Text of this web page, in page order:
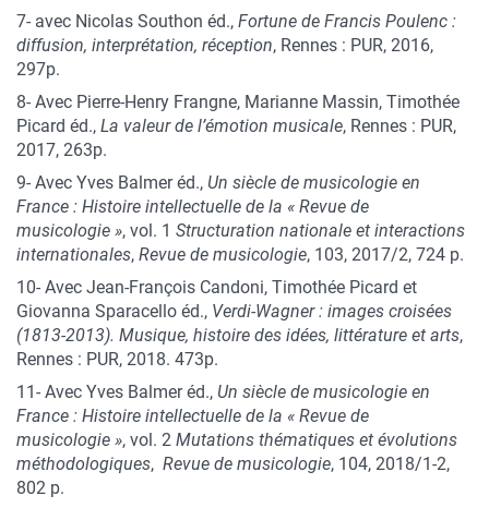
7- avec Nicolas Southon éd., Fortune de Francis Poulenc :
diffusion, interprétation, réception, Rennes : PUR, 2016,
297p.
8- Avec Pierre-Henry Frangne, Marianne Massin, Timothée
Picard éd., La valeur de l’émotion musicale, Rennes : PUR,
2017, 263p.
9- Avec Yves Balmer éd., Un siècle de musicologie en
France : Histoire intellectuelle de la « Revue de
musicologie », vol. 1 Structuration nationale et interactions
internationales, Revue de musicologie, 103, 2017/2, 724 p.
10- Avec Jean-François Candoni, Timothée Picard et
Giovanna Sparacello éd., Verdi-Wagner : images croisées
(1813-2013). Musique, histoire des idées, littérature et arts,
Rennes : PUR, 2018. 473p.
11- Avec Yves Balmer éd., Un siècle de musicologie en
France : Histoire intellectuelle de la « Revue de
musicologie », vol. 2 Mutations thématiques et évolutions
méthodologiques, Revue de musicologie, 104, 2018/1-2,
802 p.